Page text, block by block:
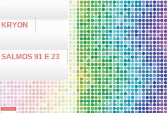
KRYON
SALMOS 91 E 23